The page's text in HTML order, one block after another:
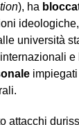
), ha
università
attacchi